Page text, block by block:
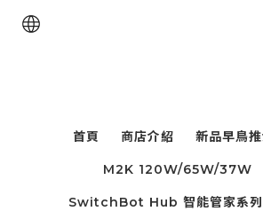
首頁 商店介紹 新品早鳥
M2K 120W/65W/37W 『
SwitchBot Hub 智能管家系列